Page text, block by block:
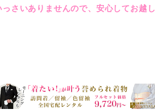
さいありませんので、安心してお越し